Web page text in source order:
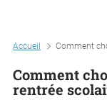
Accueil Comment
Comment
rentrée